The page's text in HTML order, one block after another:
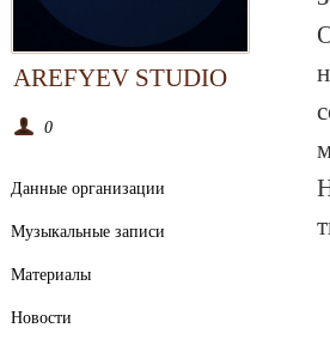
AREFYEV STUDIO
0
Данные организации
Музыкальные записи
Материалы
Новости